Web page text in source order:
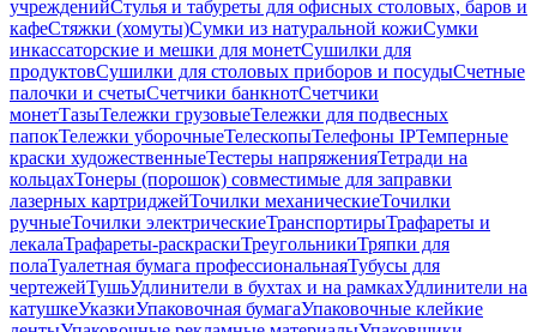
учрежденийСтулья и табуреты для офисных столовых, баров и
кафеСтяжки (хомуты)Сумки из натуральной кожиСумки
инкассаторские и мешки для монетСушилки для
продуктовСушилки для столовых приборов и посудыСчетные
палочки и счетыСчетчики банкнотСчетчики
монетТазыТележки грузовыеТележки для подвесных
папокТележки уборочныеТелескопыТелефоны IPТемперные
краски художественныеТестеры напряженияТетради на
кольцахТонеры (порошок) совместимые для заправки
лазерных картриджейТочилки механическиеТочилки
ручныеТочилки электрическиеТранспортирыТрафареты и
лекалаТрафареты-раскраскиТреугольникиТряпки для
полаТуалетная бумага профессиональнаяТубусы для
чертежейТушьУдлинители в бухтах и на рамкахУдлинители на
катушкеУказкиУпаковочная бумагаУпаковочные клейкие